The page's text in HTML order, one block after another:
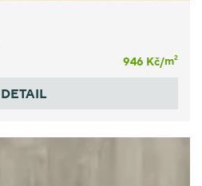
946 Kč/m2
DETAIL